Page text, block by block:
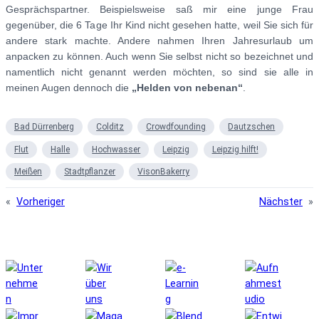
Gesprächspartner. Beispielsweise saß mir eine junge Frau
gegenüber, die 6 Tage Ihr Kind nicht gesehen hatte, weil Sie sich für
andere stark machte. Andere nahmen Ihren Jahresurlaub um
anpacken zu können. Auch wenn Sie selbst nicht so bezeichnet und
namentlich nicht genannt werden möchten, so sind sie alle in
meinen Augen dennoch die „Helden von nebenan“.
Bad Dürrenberg Colditz Crowdfounding Dautzschen
Flut Halle Hochwasser Leipzig Leipzig hilft!
Meißen Stadtpflanzer VisonBakerry
« Vorheriger Nächster »